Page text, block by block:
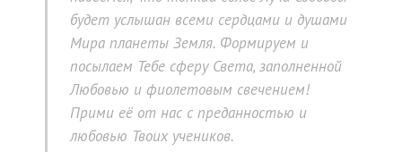
будет услышан всеми сердцами и душами
Мира планеты Земля. Формируем и
посылаем Тебе сферу Света, заполненной
Любовью и фиолетовым свечением!
Прими её от нас с преданностью и
любовью Твоих учеников.